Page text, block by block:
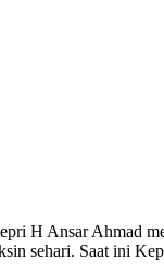
H Ansar Ahmad
sehari. Saat ini